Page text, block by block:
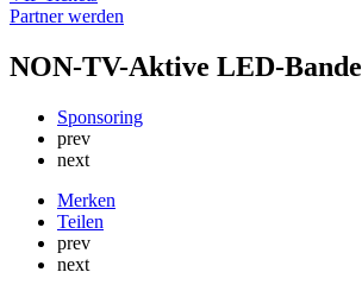
Partner werden
NON-TV-Aktive LED-Bande
Sponsoring
prev
next
Merken
Teilen
prev
next